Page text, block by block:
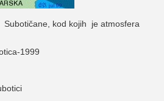
kod kojih je atmosfera